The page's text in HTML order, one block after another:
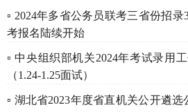
▫ 2024年多省公务员联考三省份招录
考报名陆续开始
▫ 中央组织部机关2024年考试录用
（1.24-1.25面试）
▫ 湖北省2023年度省直机关公开遴选